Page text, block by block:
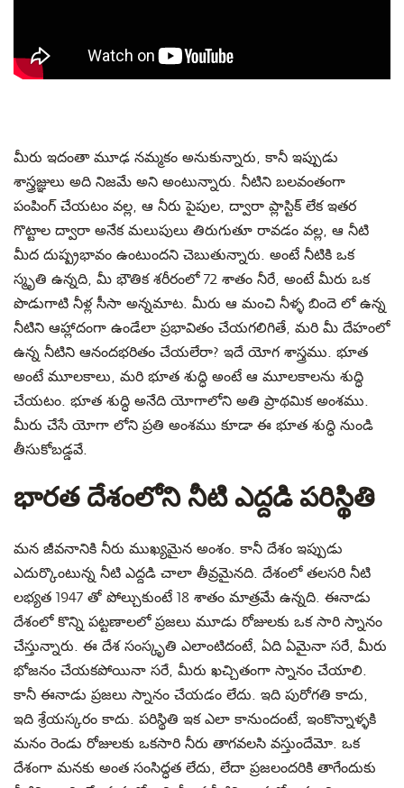
మీరు ఇదంతా మూఢ నమ్మకం అనుకున్నారు, కానీ ఇప్పుడు
శాస్త్రజ్ఞులు అది నిజమే అని అంటున్నారు. నీటిని బలవంతంగా
పంపింగ్ చేయటం వల్ల, ఆ నీరు పైపుల, ద్వారా ప్లాస్టిక్ లేక ఇతర
గొట్టాల ద్వారా అనేక మలుపులు తిరుగుతూ రావడం వల్ల, ఆ నీటి
మీద దుష్ప్రభావం ఉంటుందని చెబుతున్నారు. అంటే నీటికి ఒక
స్మృతి ఉన్నది, మీ భౌతిక శరీరంలో 72 శాతం నీరే, అంటే మీరు ఒక
పొడుగాటి నీళ్ల సీసా అన్నమాట. మీరు ఆ మంచి నీళ్ళ బిందె లో ఉన్న
నీటిని ఆహ్లాదంగా ఉండేలా ప్రభావితం చేయగలిగితే, మరి మీ దేహంలో
ఉన్న నీటిని ఆనందభరితం చేయలేరా? ఇదే యోగ శాస్త్రము. భూత
అంటే మూలకాలు, మరి భూత శుద్ధి అంటే ఆ మూలకాలను శుద్ధి
చేయటం. భూత శుద్ధి అనేది యోగాలోని అతి ప్రాథమిక అంశము.
మీరు చేసే యోగా లోని ప్రతి అంశము కూడా ఈ భూత శుద్ధి నుండి
తీసుకోబడ్డవే.
భారత దేశంలోని నీటి ఎద్దడి పరిస్థితి
మన జీవనానికి నీరు ముఖ్యమైన అంశం. కానీ దేశం ఇప్పుడు
ఎదుర్కొంటున్న నీటి ఎద్దడి చాలా తీవ్రమైనది. దేశంలో తలసరి నీటి
లభ్యత 1947 తో పోల్చుకుంటే 18 శాతం మాత్రమే ఉన్నది. ఈనాడు
దేశంలో కొన్ని పట్టణాలలో ప్రజలు మూడు రోజులకు ఒక సారి స్నానం
చేస్తున్నారు. ఈ దేశ సంస్కృతి ఎలాంటిదంటే, ఏది ఏమైనా సరే, మీరు
భోజనం చేయకపోయినా సరే, మీరు ఖచ్చితంగా స్నానం చేయాలి.
కానీ ఈనాడు ప్రజలు స్నానం చేయడం లేదు. ఇది పురోగతి కాదు,
ఇది శ్రేయస్కరం కాదు. పరిస్థితి ఇక ఎలా కానుందంటే, ఇంకొన్నాళ్ళకి
మనం రెండు రోజులకు ఒకసారి నీరు తాగవలసి వస్తుందేమో. ఒక
దేశంగా మనకు అంత సంసిద్ధత లేదు, లేదా ప్రజలందరికి తాగేందుకు